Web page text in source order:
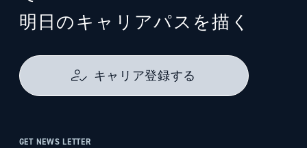
明日のキャリアパスを描く
キャリア登録する
GET NEWS LETTER